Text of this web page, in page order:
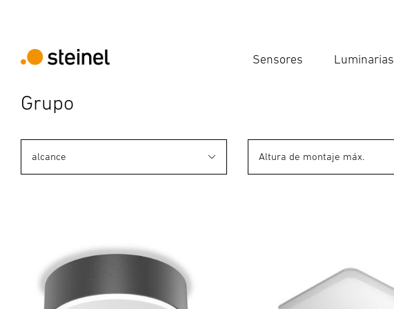
Sensores Luminarias
Grupo
alcance Altura de montaje máx.